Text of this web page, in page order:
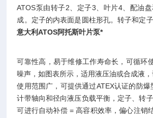
ATOS泵由转子2、定子3、叶片4、配油
成。定子的内表面是圆柱形孔。转子和定
意大利ATOS阿托斯叶片泵*
可靠性高，易于维修工作寿命长，可循环
噪声，如图表所示，适用液压油或合成液
使用范围广，可提供通过ATEX认证的防
计带轴向和径向液压负载平衡，定子、转
可进行自动补偿 = 高容积效率，偏心注销